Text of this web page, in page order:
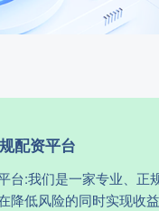
配资平台
台:我们是一家专业、正
降低风险的同时实现收